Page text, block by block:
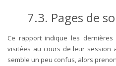
7.3. Pages de
Ce rapport indique les
visitées au cours de leur session
semble un peu confus, alors